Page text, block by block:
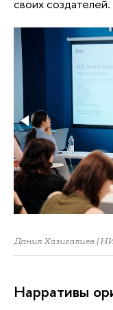
своих создателей.
Данил Хазигалиев |
Нарративы